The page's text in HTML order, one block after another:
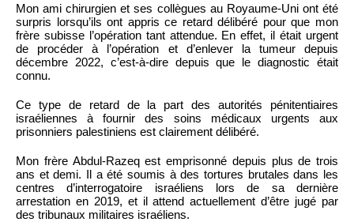
Mon ami chirurgien et ses collègues au Royaume-Uni ont été
surpris lorsqu’ils ont appris ce retard délibéré pour que mon
frère subisse l’opération tant attendue. En effet, il était urgent
de procéder à l’opération et d’enlever la tumeur depuis
décembre 2022, c’est-à-dire depuis que le diagnostic était
connu.
Ce type de retard de la part des autorités pénitentiaires
israéliennes à fournir des soins médicaux urgents aux
prisonniers palestiniens est clairement délibéré.
Mon frère Abdul-Razeq est emprisonné depuis plus de trois
ans et demi. Il a été soumis à des tortures brutales dans les
centres d’interrogatoire israéliens lors de sa dernière
arrestation en 2019, et il attend actuellement d’être jugé par
des tribunaux militaires israéliens.